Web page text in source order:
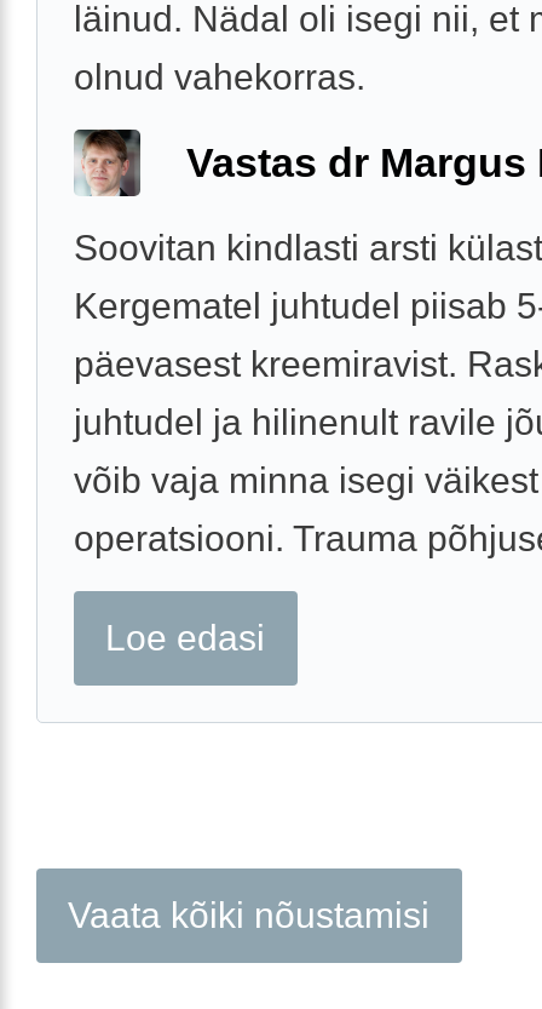
läinud. Nädal oli isegi nii, et
olnud vahekorras.
Vastas dr Margus
Soovitan kindlasti arsti
Kergematel juhtudel piisab
päevasest kreemiravist.
juhtudel ja hilinenult ravile
võib vaja minna isegi väikest
operatsiooni. Trauma
Loe edasi
Vaata kõiki nõustamisi